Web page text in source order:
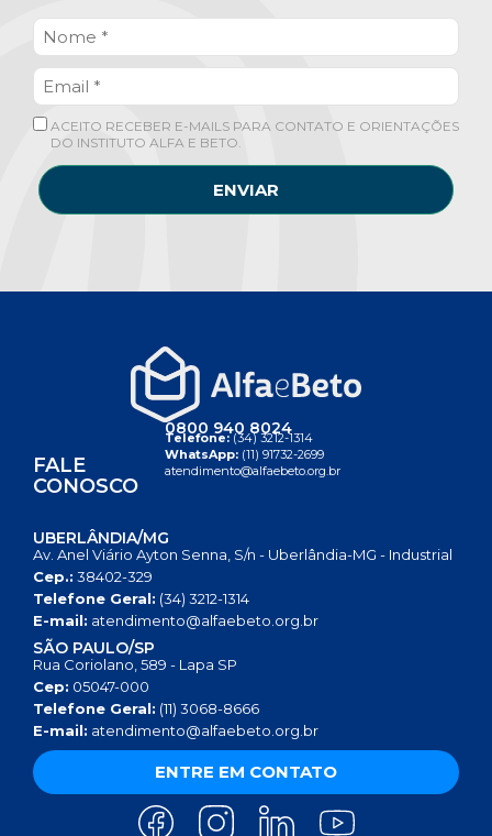
ACEITO RECEBER E-MAILS PARA CONTATO E ORIENTAÇÕES
DO INSTITUTO ALFA E BETO.
ENVIAR
FALE
CONOSCO
0800 940 8024
Telefone:(34) 3212-1314
WhatsApp: (11) 91732-2699
atendimento@alfaebeto.org.br
UBERLÂNDIA/MG
Av. Anel Viário Ayton Senna, S/n - Uberlândia-MG - Industrial
Cep.: 38402-329
Telefone Geral: (34) 3212-1314
E-mail: atendimento@alfaebeto.org.br
SÃO PAULO/SP
Rua Coriolano, 589 - Lapa SP
Cep: 05047-000
Telefone Geral: (11) 3068-8666
E-mail: atendimento@alfaebeto.org.br
ENTRE EM CONTATO